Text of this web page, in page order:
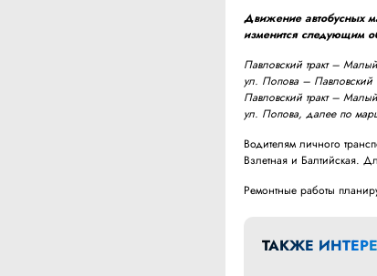
Движение автобусных
изменится следующим
Павловский тракт –
ул. Попова – Павловский
Павловский тракт –
ул. Попова, далее по
Водителям личного
Взлетная и Балтийская.
Ремонтные работы
ТАКЖЕ